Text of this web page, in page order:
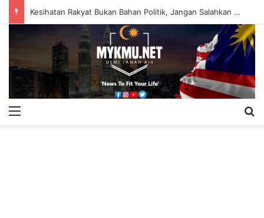
Kesihatan Rakyat Bukan Bahan Politik, Jangan Salahkan Onn Hafiz – Haslinda Salleh